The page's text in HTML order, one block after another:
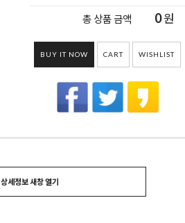
총 상품 금액 0원
BUY IT NOW CART WISHLIST
상세정보 새창 열기